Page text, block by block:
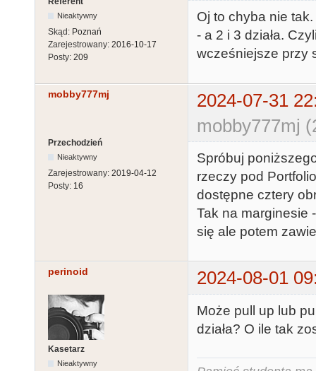
Nieaktywny
Skąd: Poznań
Zarejestrowany: 2016-10-17
Posty: 209
Oj to chyba nie tak.
- a 2 i 3 działa.
wcześniejsze przy
mobby777mj
2024-07-31
mobby777mj
Przechodzień
Nieaktywny
Zarejestrowany: 2019-04-12
Posty: 16
Spróbuj
rzeczy pod
dostępne cztery
Tak na marginesie
się ale potem
perinoid 2024-08-01
Kasetarz
Nieaktywny
Może pull up lub
działa? O ile tak